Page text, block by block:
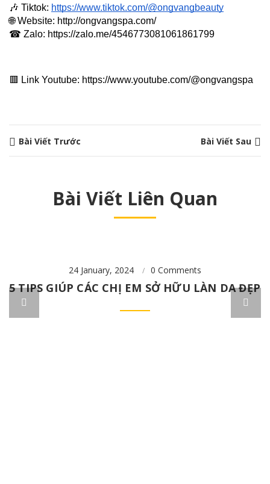
️🎶 Tiktok: https://www.tiktok.com/@ongvangbeauty
🌐 Website: http://ongvangspa.com/
☎ Zalo: https://zalo.me/4546773081061861799
🟥 Link Youtube: https://www.youtube.com/@ongvangspa
Bài Viết Trước Bài Viết Sau
Bài Viết Liên Quan
24 January, 2024 0 Comments
5 TIPS GIÚP CÁC CHỊ EM SỞ HỮU LÀN DA ĐẸP